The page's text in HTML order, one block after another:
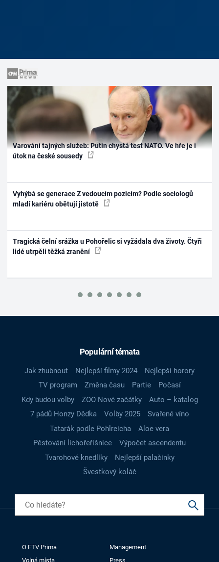
Varování tajných služeb: Putin chystá test NATO. Ve hře je i
útok na české sousedy
Vyhýbá se generace Z vedoucím pozicím? Podle sociologů
mladí kariéru obětují jistotě
Tragická čelní srážka u Pohořelic si vyžádala dva životy. Čtyři
lidé utrpěli těžká zranění
Populární témata
Jak zhubnout Nejlepší filmy 2024
Nejlepší horory
TV program
Změna času Partie
Počasí
Kdy budou volby
ZOO Nové začátky
Auto – katalog
7 pádů Honzy Dědka
Volby 2025
Svařené víno
Tatarák podle Pohlreicha
Aloe vera
Pěstování lichořeřišnice
Výpočet ascendentu
Tvarohové knedlíky
Nejlepší palačinky
Švestkový koláč
O FTV Prima
Management
Volná místa
Press